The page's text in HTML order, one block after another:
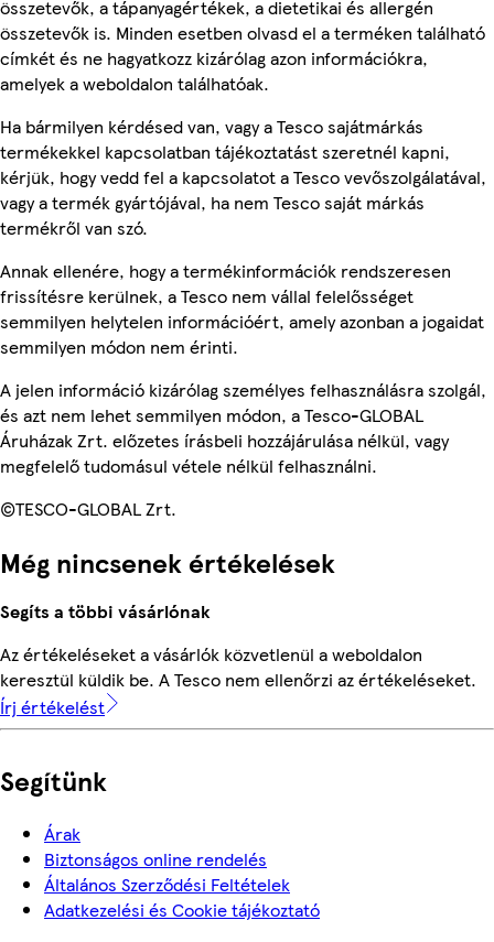
összetevők, a tápanyagértékek, a dietetikai és allergén
összetevők is. Minden esetben olvasd el a terméken található
címkét és ne hagyatkozz kizárólag azon információkra,
amelyek a weboldalon találhatóak.
Ha bármilyen kérdésed van, vagy a Tesco sajátmárkás
termékekkel kapcsolatban tájékoztatást szeretnél kapni,
kérjük, hogy vedd fel a kapcsolatot a Tesco vevőszolgálatával,
vagy a termék gyártójával, ha nem Tesco saját márkás
termékről van szó.
Annak ellenére, hogy a termékinformációk rendszeresen
frissítésre kerülnek, a Tesco nem vállal felelősséget
semmilyen helytelen információért, amely azonban a jogaidat
semmilyen módon nem érinti.
A jelen információ kizárólag személyes felhasználásra szolgál,
és azt nem lehet semmilyen módon, a Tesco-GLOBAL
Áruházak Zrt. előzetes írásbeli hozzájárulása nélkül, vagy
megfelelő tudomásul vétele nélkül felhasználni.
©TESCO-GLOBAL Zrt.
Még nincsenek értékelések
Segíts a többi vásárlónak
Az értékeléseket a vásárlók közvetlenül a weboldalon
keresztül küldik be. A Tesco nem ellenőrzi az értékeléseket.
Írj értékelést
Segítünk
Árak
Biztonságos online rendelés
Általános Szerződési Feltételek
Adatkezelési és Cookie tájékoztató